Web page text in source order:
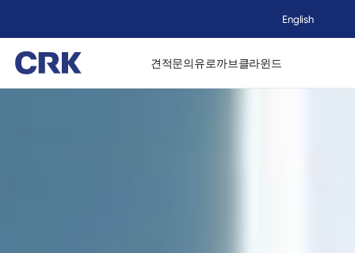
English
견적문의유로까브클라윈드